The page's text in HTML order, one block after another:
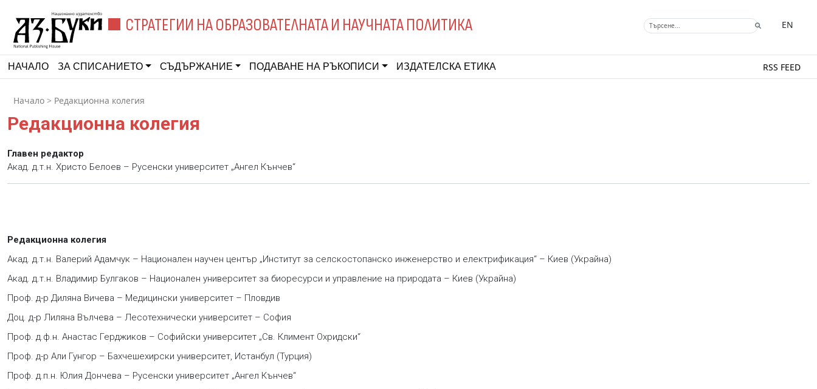
СТРАТЕГИИ НА ОБРАЗОВАТЕЛНАТА И НАУЧНАТА ПОЛИТИКА EN
НАЧАЛО ЗА СПИСАНИЕТО СЪДЪРЖАНИЕ ПОДАВАНЕ НА РЪКОПИСИ ИЗДАТЕЛСКА ЕТИКА RSS FEED
Начало > Редакционна колегия
Редакционна колегия
Главен редактор
Акад. д.т.н. Христо Белоев – Русенски университет „Ангел Кънчев“
Редакционна колегия
Акад. д.т.н. Валерий Адамчук – Национален научен център „Институт за селскостопанско инженерство и електрификация“ – Киев (Украйна)
Акад. д.т.н. Владимир Булгаков – Национален университет за биоресурси и управление на природата – Киев (Украйна)
Проф. д-р Диляна Вичева – Медицински университет – Пловдив
Доц. д-р Лиляна Вълчева – Лесотехнически университет – София
Проф. д.ф.н. Анастас Герджиков – Софийски университет „Св. Климент Охридски“
Проф. д-р Али Гунгор – Бахчешехирски университет, Истанбул (Турция)
Проф. д.п.н. Юлия Дончева – Русенски университет „Ангел Кънчев“